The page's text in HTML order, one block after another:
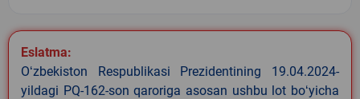
Eslatma:
Oʻzbekiston Respublikasi Prezidentining 19.04.2024-
yildagi PQ-162-son qaroriga asosan ushbu lot boʻyicha